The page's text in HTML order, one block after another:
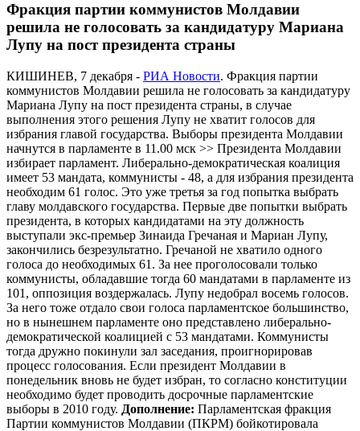
Фракция партии коммунистов Молдавии
решила не голосовать за кандидатуру Мариана
Лупу на пост президента страны
КИШИНЕВ, 7 декабря - РИА Новости. Фракция партии
коммунистов Молдавии решила не голосовать за кандидатуру
Мариана Лупу на пост президента страны, в случае
выполнения этого решения Лупу не хватит голосов для
избрания главой государства. Выборы президента Молдавии
начнутся в парламенте в 11.00 мск >> Президента Молдавии
избирает парламент. Либерально-демократическая коалиция
имеет 53 мандата, коммунисты - 48, а для избрания президента
необходим 61 голос. Это уже третья за год попытка выбрать
главу молдавского государства. Первые две попытки выбрать
президента, в которых кандидатами на эту должность
выступали экс-премьер Зинаида Гречаная и Мариан Лупу,
закончились безрезультатно. Гречаной не хватило одного
голоса до необходимых 61. За нее проголосовали только
коммунисты, обладавшие тогда 60 мандатами в парламенте из
101, оппозиция воздержалась. Лупу недобрал восемь голосов.
За него тоже отдало свои голоса парламентское большинство,
но в нынешнем парламенте оно представлено либерально-
демократической коалицией с 53 мандатами. Коммунисты
тогда дружно покинули зал заседания, проигнорировав
процесс голосования. Если президент Молдавии в
понедельник вновь не будет избран, то согласно конституции
необходимо будет проводить досрочные парламентские
выборы в 2010 году. Дополнение: Парламентская фракция
Партии коммунистов Молдавии (ПКРМ) бойкотировала